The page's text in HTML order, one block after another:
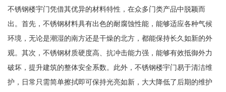
不锈钢楼宇门凭借其优异的材料特性，在众多门类产品中脱颖而
出。首先，不锈钢材料具有出色的耐腐蚀性能，能够适应各种气候
环境，无论是潮湿的南方还是干燥的北方，都能保持长久如新的外
观。其次，不锈钢材质硬度高、抗冲击能力强，能够有效抵御外力
破坏，提升建筑的整体安全系数。此外，不锈钢楼宇门易于清洁维
护，日常只需简单擦拭即可保持光亮如新，大大降低了后期的维护